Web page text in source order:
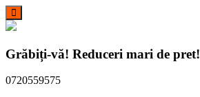
to
Grăbiți-vă! Reduceri mari de pret!
0720559575